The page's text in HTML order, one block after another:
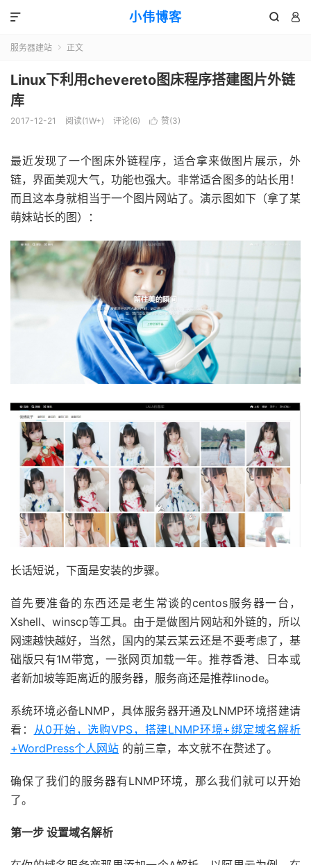
小伟博客  

服务器建站  正文
Linux下利用chevereto图床程序搭建图片外链
库
2017-12-21 阅读(1W+) 评论(6)  赞(3)
最近发现了一个图床外链程序，适合拿来做图片展示，外
链，界面美观大气，功能也强大。非常适合图多的站长用！
而且这本身就相当于一个图片网站了。演示图如下（拿了某
萌妹站长的图）：
长话短说，下面是安装的步骤。
首先要准备的东西还是老生常谈的centos服务器一台，
Xshell、winscp等工具。由于是做图片网站和外链的，所以
网速越快越好，当然，国内的某云某云还是不要考虑了，基
础版只有1M带宽，一张网页加载一年。推荐香港、日本或
者新加坡等距离近的服务器，服务商还是推荐linode。
系统环境必备LNMP，具体服务器开通及LNMP环境搭建请
看：
从0开始，选购VPS，搭建LNMP环境+绑定域名解析
+WordPress个人网站 的前三章，本文就不在赘述了。
确保了我们的服务器有LNMP环境，那么我们就可以开始
了。
第一步 设置域名解析